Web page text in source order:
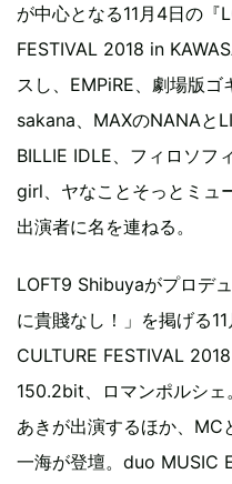
が中心となる11月4日の『
FESTIVAL 2018 in
スし、EMPiRE、劇場版
sakana、MAXのNANAと
BILLIE IDLE、フィロソ
girl、ヤなことそっとミュ
出演者に名を連ねる。
LOFT9 Shibuyaがプロデ
に貴賤なし！」を掲げる
CULTURE FESTIVAL
150.2bit、ロマンポルシ
あきが出演するほか、MC
一海が登壇。duo MUSIC